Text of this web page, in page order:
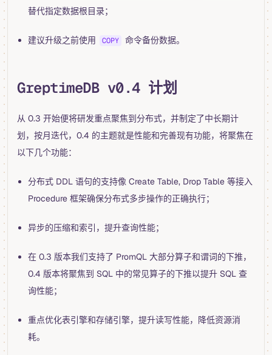
替代指定数据根目录；
建议升级之前使用 COPY 命令备份数据。
GreptimeDB v0.4 计划
从 0.3 开始便将研发重点聚焦到分布式，并制定了中长期计
划，按月迭代，0.4 的主题就是性能和完善现有功能，将聚焦在
以下几个功能：
分布式 DDL 语句的支持像 Create Table, Drop Table 等接入
Procedure 框架确保分布式多步操作的正确执行；
异步的压缩和索引，提升查询性能；
在 0.3 版本我们支持了 PromQL 大部分算子和谓词的下推，
0.4 版本将聚焦到 SQL 中的常见算子的下推以提升 SQL 查
询性能；
重点优化表引擎和存储引擎，提升读写性能，降低资源消
耗。